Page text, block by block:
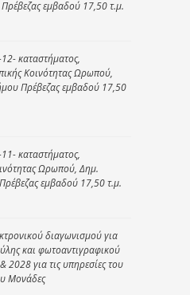
εμβαδού 17,50 τ.μ.
καταστήματος,
Κοινότητας Ωρωπού,
Πρέβεζας εμβαδού 17,50
καταστήματος,
Ωρωπού, Δημ.
εμβαδού 17,50 τ.μ.
διαγωνισμού για
και φωτοαντιγραφικού
2028 για τις υπηρεσίες του
Μονάδες